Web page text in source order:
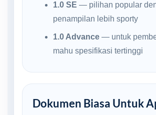
1.0 SE — pilihan popular
penampilan lebih sporty
1.0 Advance— untuk
mahu spesifikasi tertinggi
Dokumen Biasa Untuk